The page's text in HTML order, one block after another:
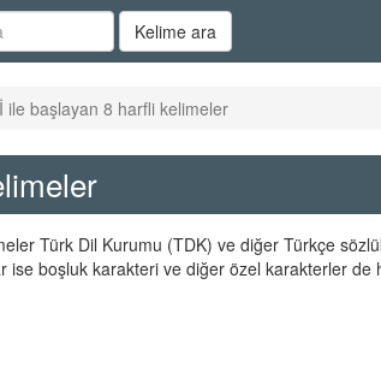
Kelime ara
ile başlayan 8 harfli kelimeler
Türk Dil Kurumu (TDK) ve diğer Türkçe
ise boşluk karakteri ve diğer özel karakterler de